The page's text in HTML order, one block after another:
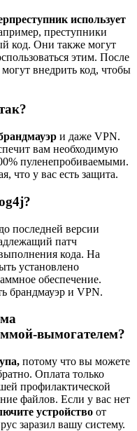
использует
преступники
код. Они также могут
этим. После
внедрить код, чтобы
и даже VPN.
вам необходимую
пуленепробиваемыми.
что у вас есть защита.
до последней версии
патч
кода. На
установлено
обеспечение.
брандмауэр и VPN.
вымогателем?
потому что вы можете
Оплата только
профилактической
файлов. Если у вас нет
устройство от
заразил вашу систему.